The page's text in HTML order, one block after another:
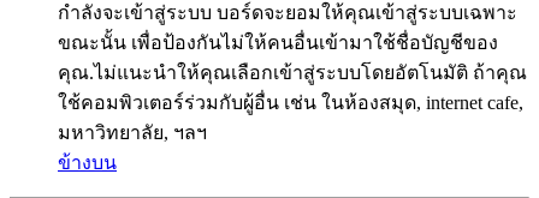
กำลังจะเข้าสู่ระบบ บอร์ดจะยอมให้คุณเข้าสู่ระบบเฉพาะ
ขณะนั้น เพื่อป้องกันไม่ให้คนอื่นเข้ามาใช้ชื่อบัญชีของ
คุณ.ไม่แนะนำให้คุณเลือกเข้าสู่ระบบโดยอัตโนมัติ ถ้าคุณ
ใช้คอมพิวเตอร์ร่วมกับผู้อื่น เช่น ในห้องสมุด, internet cafe,
มหาวิทยาลัย, ฯลฯ
ข้างบน